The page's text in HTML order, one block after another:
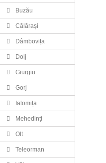
Buzău
Călărași
Dâmbovița
Dolj
Giurgiu
Gorj
Ialomița
Mehedinți
Olt
Teleorman